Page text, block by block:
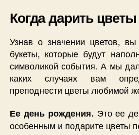
Когда дарить цветы
Узнав о значении цветов,
букеты, которые будут
символикой события. А мы
каких случаях вам
преподнести цветы любимой
Ее день рождения. Это ее
особенным и подарите цветы